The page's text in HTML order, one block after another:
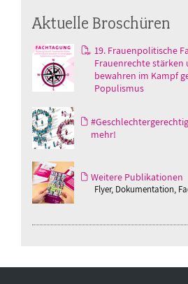
Aktuelle Broschüren
19. Frauenpolitische
Frauenrechte
bewahren im Kampf
Populismus
mehr!
Weitere Publikationen
Flyer, Dokumentation,